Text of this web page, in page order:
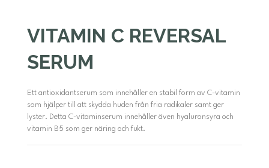
VITAMIN C REVERSAL
SERUM
Ett antioxidantserum som innehåller en stabil form av C-vitamin
som hjälper till att skydda huden från fria radikaler samt ger
lyster. Detta C-vitaminserum innehåller även hyaluronsyra och
vitamin B5 som ger näring och fukt.